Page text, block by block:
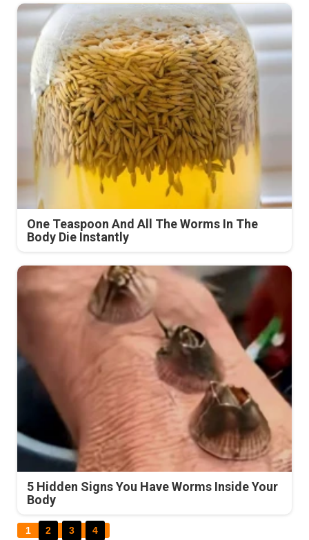
One Teaspoon And All The Worms In The
Body Die Instantly
5 Hidden Signs You Have Worms Inside Your
Body
1 2 3 4